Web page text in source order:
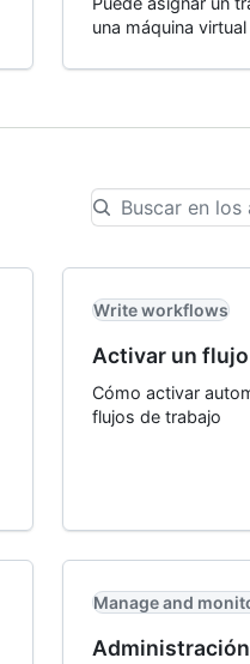
una máquina
Write workflows
Activar un
Cómo activar
flujos de trabajo
Manage and